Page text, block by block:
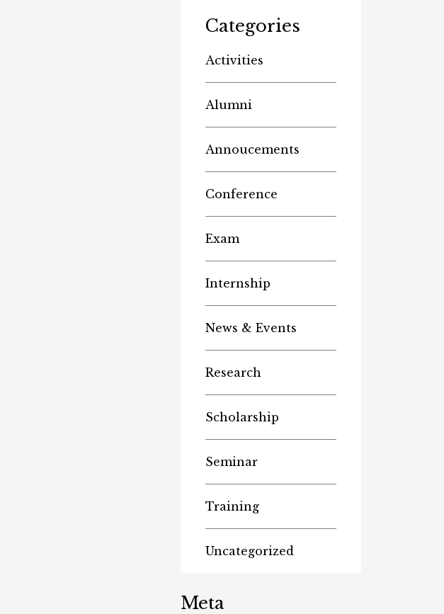
Categories
Activities
Alumni
Annoucements
Conference
Exam
Internship
News & Events
Research
Scholarship
Seminar
Training
Uncategorized
Meta